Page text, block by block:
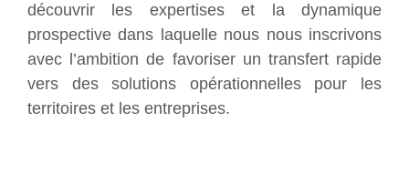
découvrir les expertises et la dynamique
prospective dans laquelle nous nous inscrivons
avec l’ambition de favoriser un transfert rapide
vers des solutions opérationnelles pour les
territoires et les entreprises.